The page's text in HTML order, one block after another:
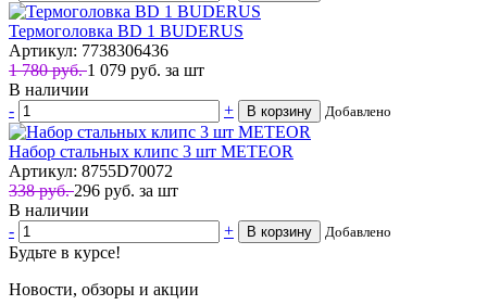
Термоголовка BD 1 BUDERUS
Артикул: 7738306436
1 780 руб.1 079 руб. за шт
В наличии
-
+ В корзину Добавлено
Набор стальных клипс 3 шт METEOR
Артикул: 8755D70072
338 руб.296 руб. за шт
В наличии
-
+ В корзину Добавлено
Будьте в курсе!
Новости, обзоры и акции